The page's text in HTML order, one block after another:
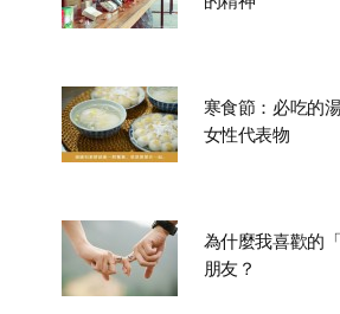
寒食節：必吃的
女性代表物
為什麼我喜歡的
朋友？